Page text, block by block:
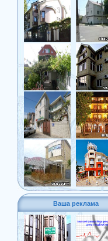
Ваша реклама